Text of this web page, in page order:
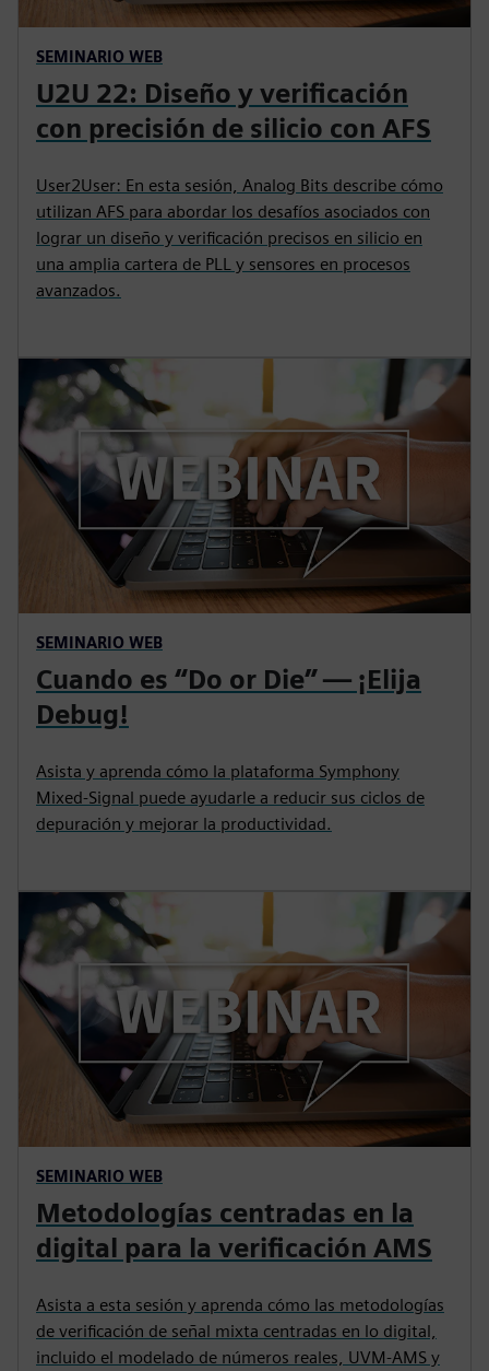
SEMINARIO WEB
U2U 22: Diseño y verificación
con precisión de silicio con AFS
User2User: En esta sesión, Analog Bits describe cómo
utilizan AFS para abordar los desafíos asociados con
lograr un diseño y verificación precisos en silicio en
una amplia cartera de PLL y sensores en procesos
avanzados.
SEMINARIO WEB
Cuando es “Do or Die” — ¡Elija
Debug!
Asista y aprenda cómo la plataforma Symphony
Mixed-Signal puede ayudarle a reducir sus ciclos de
depuración y mejorar la productividad.
SEMINARIO WEB
Metodologías centradas en la
digital para la verificación AMS
Asista a esta sesión y aprenda cómo las metodologías
de verificación de señal mixta centradas en lo digital,
incluido el modelado de números reales, UVM-AMS y